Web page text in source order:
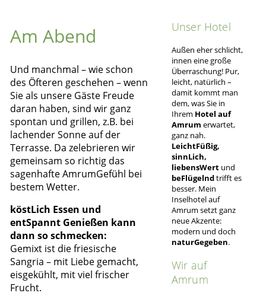
Am Abend
Und manchmal – wie schon
des Öfteren geschehen – wenn
Sie als unsere Gäste Freude
daran haben, sind wir ganz
spontan und grillen, z.B. bei
lachender Sonne auf der
Terrasse. Da zelebrieren wir
gemeinsam so richtig das
sagenhafteAmrumGefühl bei
bestem Wetter.
köstLich Essen und
entSpanntGenießen kann
dann so schmecken:
Gemixt ist die friesische
Sangria – mit Liebe gemacht,
eisgekühlt, mit viel frischer
Frucht.
Unser Hotel
Außen eher schlicht,
innen eine große
Überraschung! Pur,
leicht, natürlich –
damit kommt man
dem, was Sie in
Ihrem Hotel auf
Amrum erwartet,
ganz nah.
LeichtFüßig,
sinnLich,
liebensWertund
beFlügelndtrifft es
besser. Mein
Inselhotel auf
Amrum setzt ganz
neue Akzente:
modern und doch
naturGegeben.
Wir auf
Amrum